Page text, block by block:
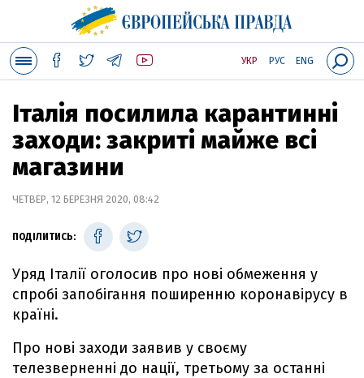
УКР РУС ENG
Італія посилила карантинні
заходи: закриті майже всі
магазини
ЧЕТВЕР, 12 БЕРЕЗНЯ 2020, 08:42
ПОДІЛИТИСЬ:
Уряд Італії оголосив про нові обмеження у
спробі запобігання поширенню коронавірусу в
країні.
Про нові заходи заявив у своєму
телезверненні до нації, третьому за останні